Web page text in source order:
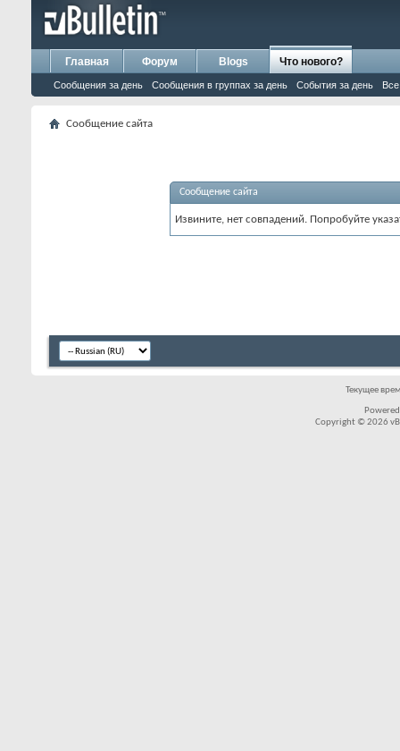
Главная Форум Blogs Что нового?
Сообщения за день Сообщения в группах за день События за день
Сообщение сайта
Сообщение сайта
Извините, нет совпадений. Попробуйте
Текущее
Copyright © 2026